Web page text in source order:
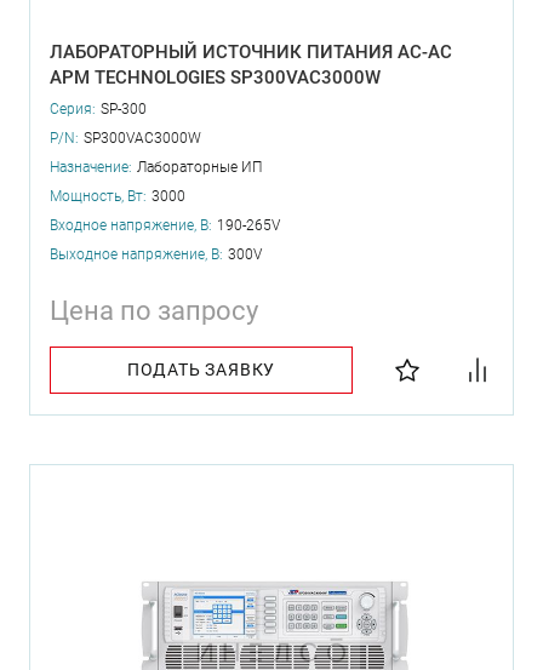
ЛАБОРАТОРНЫЙ ИСТОЧНИК ПИТАНИЯ AC-AC
APM TECHNOLOGIES SP300VAC3000W
Серия: SP-300
P/N: SP300VAC3000W
Назначение: Лабораторные ИП
Мощность, Вт: 3000
Входное напряжение, В: 190-265V
Выходное напряжение, В: 300V
Цена по запросу
ПОДАТЬ ЗАЯВКУ